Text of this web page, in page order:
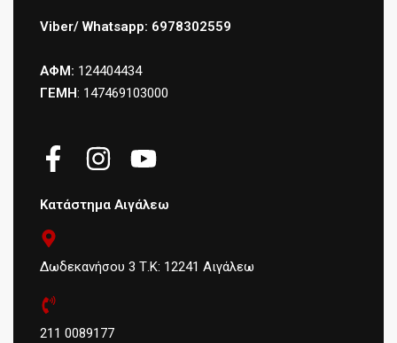
Viber/ Whatsapp: 6978302559
ΑΦΜ: 124404434
ΓΕΜΗ: 147469103000
Κατάστημα Αιγάλεω
Δωδεκανήσου 3 Τ.Κ: 12241 Αιγάλεω
211 0089177